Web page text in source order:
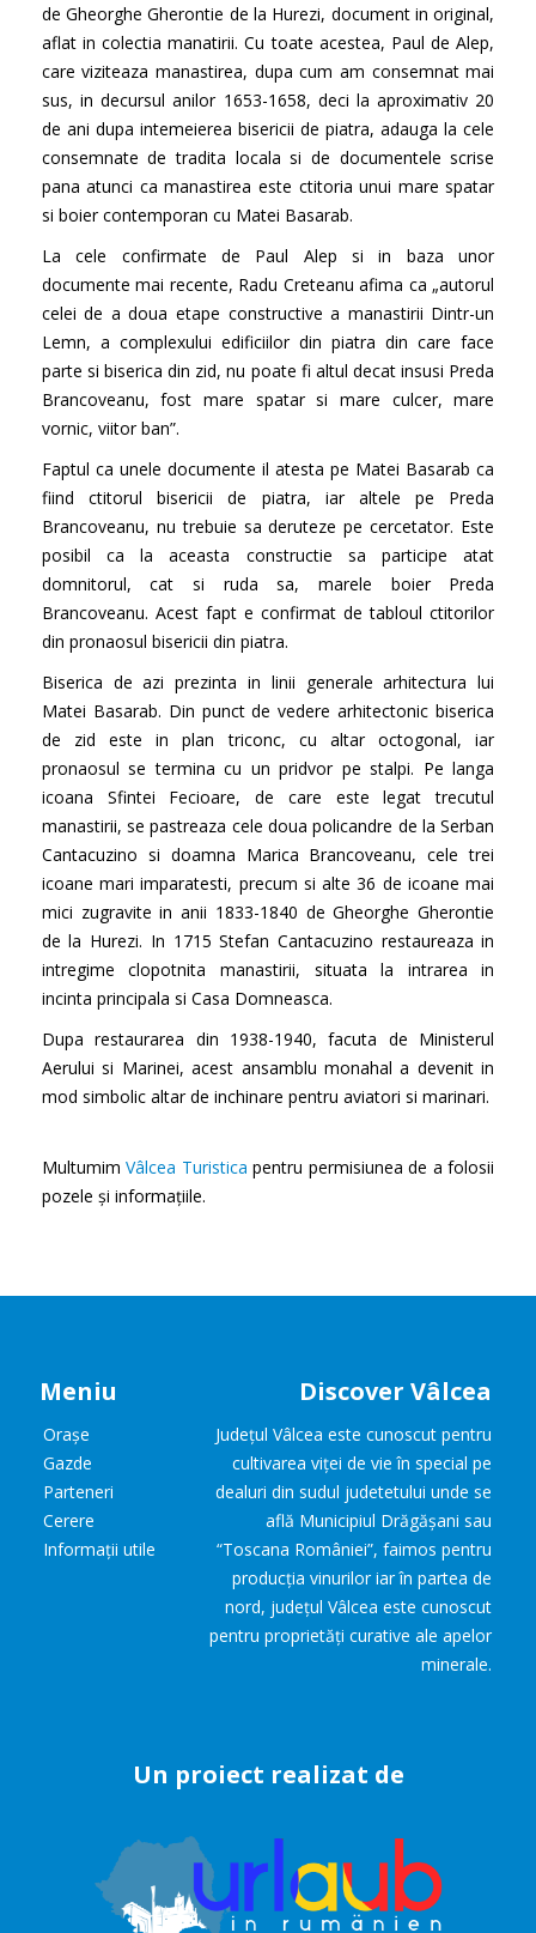
de Gheorghe Gherontie de la Hurezi, document in original,
aflat in colectia manatirii. Cu toate acestea, Paul de Alep,
care viziteaza manastirea, dupa cum am consemnat mai
sus, in decursul anilor 1653-1658, deci la aproximativ 20
de ani dupa intemeierea bisericii de piatra, adauga la cele
consemnate de tradita locala si de documentele scrise
pana atunci ca manastirea este ctitoria unui mare spatar
si boier contemporan cu Matei Basarab.
La cele confirmate de Paul Alep si in baza unor
documente mai recente, Radu Creteanu afima ca „autorul
celei de a doua etape constructive a manastirii Dintr-un
Lemn, a complexului edificiilor din piatra din care face
parte si biserica din zid, nu poate fi altul decat insusi Preda
Brancoveanu, fost mare spatar si mare culcer, mare
vornic, viitor ban”.
Faptul ca unele documente il atesta pe Matei Basarab ca
fiind ctitorul bisericii de piatra, iar altele pe Preda
Brancoveanu, nu trebuie sa deruteze pe cercetator. Este
posibil ca la aceasta constructie sa participe atat
domnitorul, cat si ruda sa, marele boier Preda
Brancoveanu. Acest fapt e confirmat de tabloul ctitorilor
din pronaosul bisericii din piatra.
Biserica de azi prezinta in linii generale arhitectura lui
Matei Basarab. Din punct de vedere arhitectonic biserica
de zid este in plan triconc, cu altar octogonal, iar
pronaosul se termina cu un pridvor pe stalpi. Pe langa
icoana Sfintei Fecioare, de care este legat trecutul
manastirii, se pastreaza cele doua policandre de la Serban
Cantacuzino si doamna Marica Brancoveanu, cele trei
icoane mari imparatesti, precum si alte 36 de icoane mai
mici zugravite in anii 1833-1840 de Gheorghe Gherontie
de la Hurezi. In 1715 Stefan Cantacuzino restaureaza in
intregime clopotnita manastirii, situata la intrarea in
incinta principala si Casa Domneasca.
Dupa restaurarea din 1938-1940, facuta de Ministerul
Aerului si Marinei, acest ansamblu monahal a devenit in
mod simbolic altar de inchinare pentru aviatori si marinari.
MultumimVâlcea Turistica pentru permisiunea de a folosii
pozele și informațiile.
Meniu
Orașe
Gazde
Parteneri
Cerere
Informații utile
Discover Vâlcea
Județul Vâlcea este cunoscut pentru
cultivarea viței de vie în special pe
dealuri din sudul judetetului unde se
află Municipiul Drăgășani sau
“Toscana României”, faimos pentru
producția vinurilor iar în partea de
nord, județul Vâlcea este cunoscut
pentru proprietăți curative ale apelor
minerale.
Un proiect realizat de